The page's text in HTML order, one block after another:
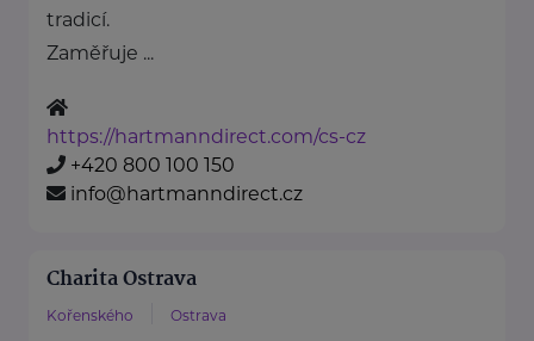
tradicí.
Zaměřuje ...
https://hartmanndirect.com/cs-cz
+420 800 100 150
info@hartmanndirect.cz
Charita Ostrava
Kořenského Ostrava